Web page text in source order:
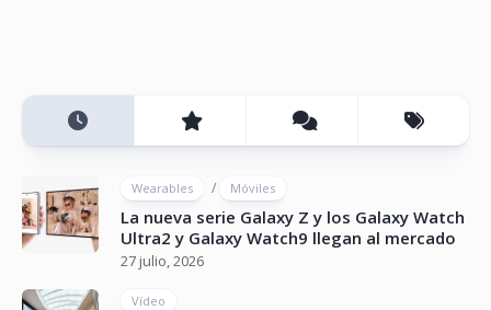
Wearables / Móviles
La nueva serie Galaxy Z y los Galaxy Watch
Ultra2 y Galaxy Watch9 llegan al mercado
27 julio, 2026
Vídeo